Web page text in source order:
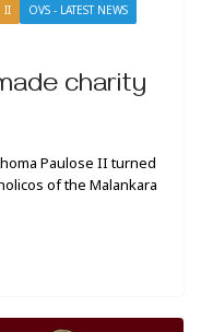
II OVS - LATEST NEWS
charity
Paulose II turned
of the Malankara